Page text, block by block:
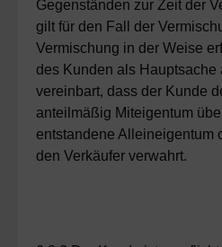
Gegenständen zur Zeit der
gilt für den Fall der
Vermischung in der Weise
des Kunden als
vereinbart, dass der Kunde
anteilmäßig Miteigentum
entstandene Alleineigentum
den Verkäufer verwahrt.